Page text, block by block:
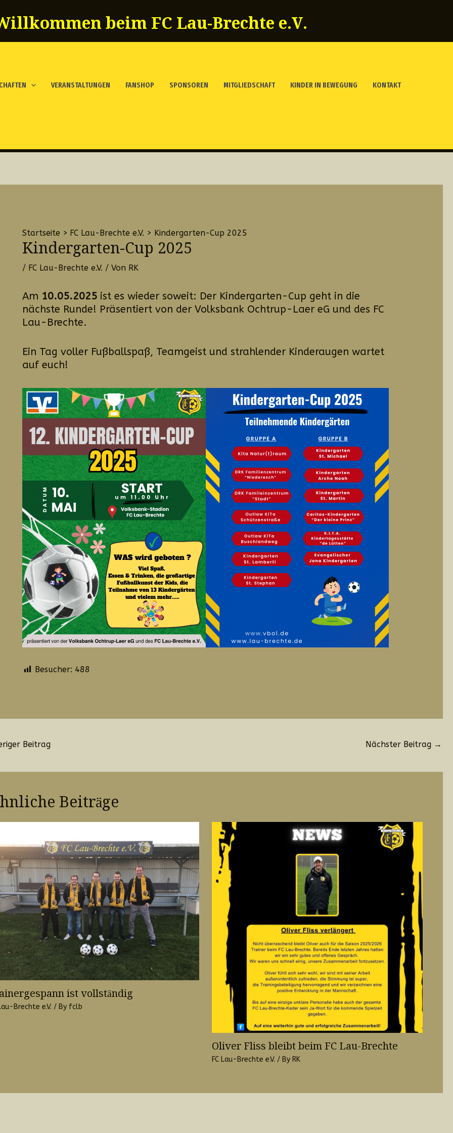
beim FC Lau-Brechte e.V.
VERANSTALTUNGEN FANSHOP SPONSOREN MITGLIEDSCHAFT KINDER IN BEWEGUNG KONTAKT
Startseite FC Lau-Brechte e.V. Kindergarten-Cup 2025
Kindergarten-Cup 2025
/ FC Lau-Brechte e.V. / Von RK
Am 10.05.2025ist es wieder soweit: Der Kindergarten-Cup geht in die
nächste Runde! Präsentiert von der Volksbank Ochtrup-Laer eG und des FC
Lau-Brechte.
Ein Tag voller Fußballspaß, Teamgeist und strahlender Kinderaugen wartet
auf euch!
Besucher: 488
Beitrag Nächster Beitrag →
Beiträge
ist vollständig
Brechte e.V. / By fclb
Oliver Fliss bleibt beim FC Lau-Brechte
FC Lau-Brechte e.V. / By RK